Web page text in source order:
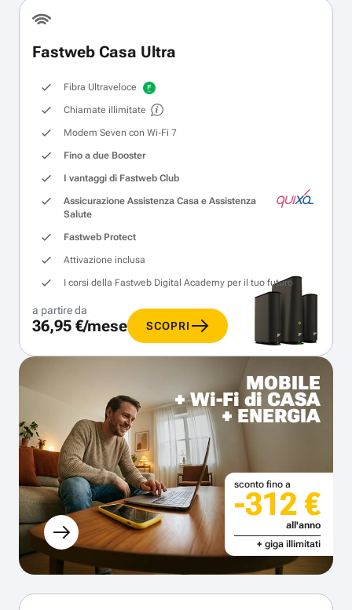
Fastweb Casa Ultra
Fibra Ultraveloce
Chiamate illimitate
Modem Seven con Wi‑Fi 7
Fino a due Booster
I vantaggi di Fastweb Club
Assicurazione Assistenza Casa e Assistenza
Salute
Fastweb Protect
Attivazione inclusa
I corsi della Fastweb Digital Academy per il tuo futuro
a partire da
36,95 €/mese SCOPRI
MOBILE
+ Wi-Fi di CASA
+ ENERGIA
sconto fino a
-312 €
all'anno
+ giga illimitati